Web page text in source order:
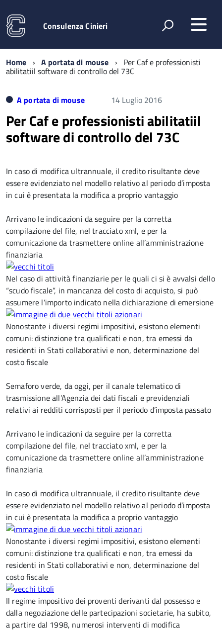
Consulenza Cinieri
Home A portata di mouse Per Caf e professionisti
abilitatiil software di controllo del 73C
A portata di mouse 14 Luglio 2016
Per Caf e professionisti abilitatiil
software di controllo del 73C
In caso di modifica ultrannuale, il credito risultante deve
essere evidenziato nel modello relativo al periodo d’imposta
in cui è presentata la modifica a proprio vantaggio
Arrivano le indicazioni da seguire per la corretta
compilazione del file, nel tracciato xml, e per la
comunicazione da trasmettere online all’amministrazione
finanziaria
Nel caso di attività finanziarie per le quali ci si è avvalsi dello
“scudo fiscale”, in mancanza del costo di acquisto, si può
assumere l’importo indicato nella dichiarazione di emersione
Nonostante i diversi regimi impositivi, esistono elementi
comuni: distinzione tra qualificati e non, tra emessi da
residenti in Stati collaborativi e non, determinazione del
costo fiscale
Semaforo verde, da oggi, per il canale telematico di
trasmissione all’Agenzia dei dati fiscali e previdenziali
relativi ai redditi corrisposti per il periodo d’imposta passato
Arrivano le indicazioni da seguire per la corretta
compilazione del file, nel tracciato xml, e per la
comunicazione da trasmettere online all’amministrazione
finanziaria
In caso di modifica ultrannuale, il credito risultante deve
essere evidenziato nel modello relativo al periodo d’imposta
in cui è presentata la modifica a proprio vantaggio
Nonostante i diversi regimi impositivi, esistono elementi
comuni: distinzione tra qualificati e non, tra emessi da
residenti in Stati collaborativi e non, determinazione del
costo fiscale
Il regime impositivo dei proventi derivanti dal possesso e
dalla negoziazione delle partecipazioni societarie, ha subito,
a partire dal 1998, numerosi interventi di modifica